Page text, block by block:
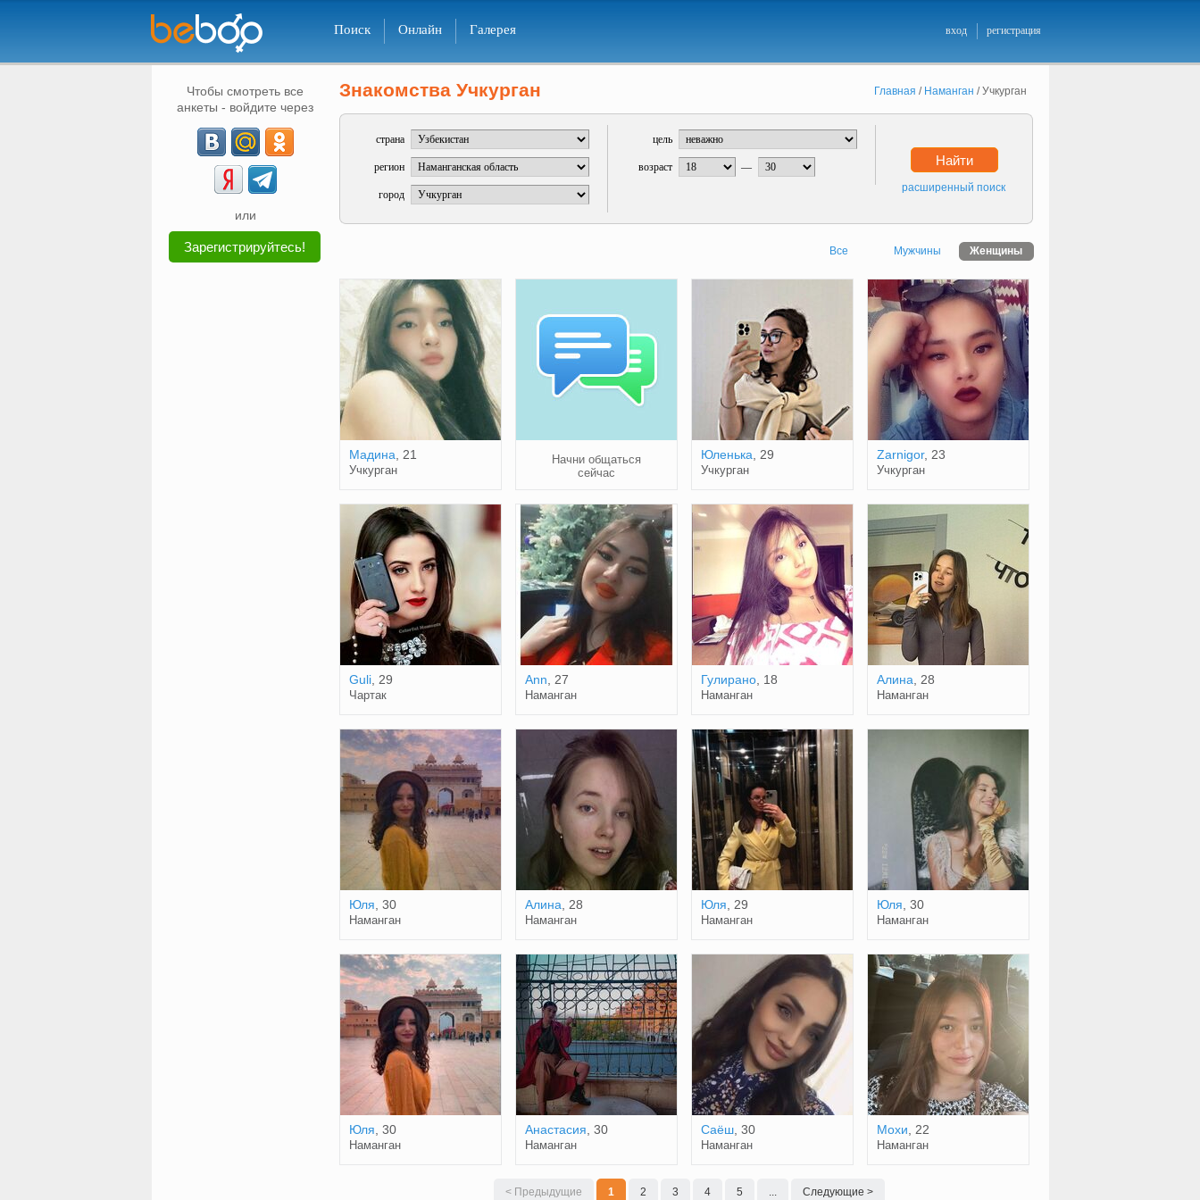
Поиск Онлайн Галерея вход регистрация
Чтобы смотреть все
анкеты - войдите через
или
Зарегистрируйтесь!
Знакомства Учкурган Главная / Наманган /Учкурган
страна
регион
город
цель
возраст — Найти
расширенный поиск
Все Мужчины Женщины
Мадина , 21
Учкурган
Начни общаться
сейчас
Юленька , 29
Учкурган
Zarnigor, 23
Учкурган
Guli, 29
Чартак
Ann , 27
Наманган
Гулирано, 18
Наманган
Алина , 28
Наманган
Юля , 30
Наманган
Алина , 28
Наманган
Юля , 29
Наманган
Юля , 30
Наманган
Юля , 30
Наманган
Анастасия , 30
Наманган
Саёш, 30
Наманган
Мохи , 22
Наманган
< Предыдущие 1 2 3 4 5 ... Следующие >